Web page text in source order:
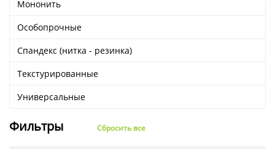
Мононить
Особопрочные
Спандекс (нитка - резинка)
Текстурированные
Универсальные
Фильтры Сбросить все
Ушковые
Шторные
Цепочки шарики с замком
Ткани
Шнуры
Сумочная фурнитура